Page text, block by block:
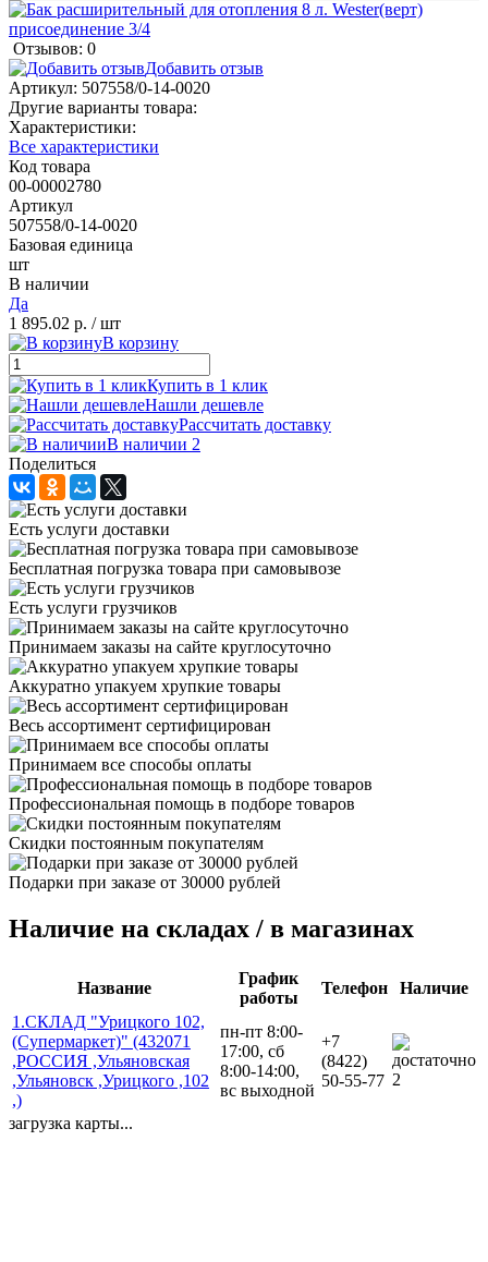
Отзывов: 0
Добавить отзыв
Артикул: 507558/0-14-0020
Другие варианты товара:
Характеристики:
Все характеристики
Код товара
00-00002780
Артикул
507558/0-14-0020
Базовая единица
шт
В наличии
Да
1 895.02 р. / шт
В корзину
Купить в 1 клик
Нашли дешевле
Рассчитать доставку
В наличии 2
Поделиться
Есть услуги доставки
Бесплатная погрузка товара при самовывозе
Есть услуги грузчиков
Принимаем заказы на сайте круглосуточно
Аккуратно упакуем хрупкие товары
Весь ассортимент сертифицирован
Принимаем все способы оплаты
Профессиональная помощь в подборе товаров
Скидки постоянным покупателям
Подарки при заказе от 30000 рублей
Наличие на складах / в магазинах
Название
График
работы
Телефон
Наличие
1.СКЛАД "Урицкого 102,
(Супермаркет)" (432071
,РОССИЯ ,Ульяновская
,Ульяновск ,Урицкого ,102
,)
пн-пт 8:00-
17:00, сб
8:00-14:00,
вс выходной
+7
(8422)
50-55-77 2
загрузка карты...